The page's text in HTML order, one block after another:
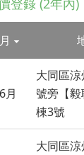
月
大同區
號旁【毅
棟3號
大同區